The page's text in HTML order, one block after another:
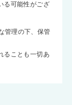
る可能性がござ
管理の下、保管
ることも一切あ